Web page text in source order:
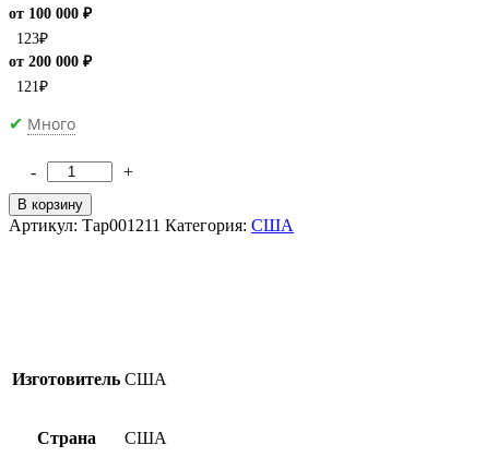
от 100 000 ₽
123₽
от 200 000 ₽
121 ₽
✔ Много
Количество
товара
Газированный
напиток
- +
В корзину
Артикул: Тар001211 Категория: США
Изготовитель США
Страна США